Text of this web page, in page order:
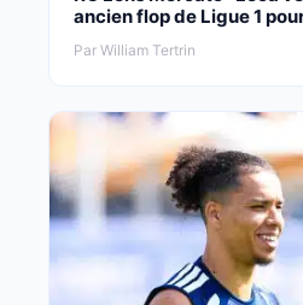
ancien flop de Ligue 1
Par William Tertrin